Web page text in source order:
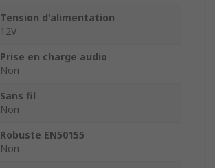
Tension d'alimentation
12V
Prise en charge audio
Non
Sans fil
Non
Robuste EN50155
Non